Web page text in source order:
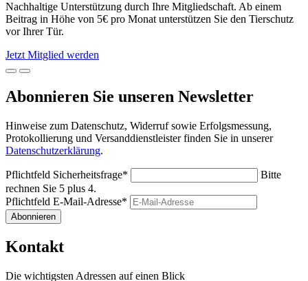
Nachhaltige Unterstützung durch Ihre Mitgliedschaft. Ab einem
Beitrag in Höhe von 5€ pro Monat unterstützen Sie den Tierschutz
vor Ihrer Tür.
Jetzt Mitglied werden
Abonnieren Sie unseren Newsletter
Hinweise zum Datenschutz, Widerruf sowie Erfolgsmessung,
Protokollierung und Versanddienstleister finden Sie in unserer
Datenschutzerklärung.
Pflichtfeld Sicherheitsfrage*
Bitte
rechnen Sie 5 plus 4.
Pflichtfeld E-Mail-Adresse*
Abonnieren
Kontakt
Die wichtigsten Adressen auf einen Blick